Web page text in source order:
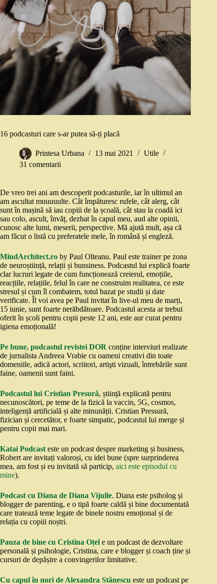
16 podcasturi care s-ar putea să-ți placă
Printesa Urbana 13 mai 2021
Utile
31 comentarii
De vreo trei ani am descoperit podcasturile, iar în ultimul an
am ascultat muuuuulte. Cât împăturesc rufele, cât alerg, cât
sunt în mașină să iau copiii de la școală, cât stau la coadă ici
sau colo, ascult, învăț, dezbat în capul meu, aud alte opinii,
cunosc alte lumi, meserii, perspective. Mă ajută mult, așa că
am făcut o listă cu preferatele mele, în română și engleză.
MindArchitect.ro by Paul Olteanu. Paul este trainer pe zona
de neuroștiință, relații și bunsiness. Podcastul lui explică foarte
clar lucruri legate de cum funcționează creierul, emoțiile,
reacțiile, relațiile, felul în care ne construim realitatea, ce este
stresul și cum îl combatem, totul bazat pe studii și date
verificate. Îl voi avea pe Paul invitat în live-ul meu de marți,
15 iunie, sunt foarte nerăbdătoare. Podcastul acesta ar trebui
oferit în școli pentru copii peste 12 ani, este aur curat pentru
igiena emoțională!
Pe bune, podcastul revistei DOR conține interviuri realizate
de jurnalista Andreea Vrabie cu oameni creativi din toate
domeniile, adică actori, scriitori, artişti vizuali, întrebările sunt
faine, oamenii sunt faini.
Podcastul lui Cristian Presură, știință explicată pentru
necunoscători, pe teme de la fizică la vaccin, 5G, cosmos,
inteligență artificială și alte minunății. Cristian Pressură,
fizician și cercetător, e foarte simpatic, podcastul lui merge și
pentru copii mai mari.
Katai Podcast este un podcast despre marketing și business,
Robert are invitați valoroși, cu idei bune (spre surprinderea
mea, am fost și eu invitată să particip, aici este episodul cu
mine).
Podcast cu Diana de Diana Vijulie. Diana este psiholog și
blogger de parenting, e o tipă foarte caldă și bine documentată
care tratează teme legate de binele nostru emoțional și de
relația cu copiii noștri.
Pauza de bine cu Cristina Oțel e un podcast de dezvoltare
personală și psihologie, Cristina, care e blogger și coach ține și
cursuri de depășire a convingerilor limitative.
Cu capul în nori de Alexandra Stănescu este un podcast pe